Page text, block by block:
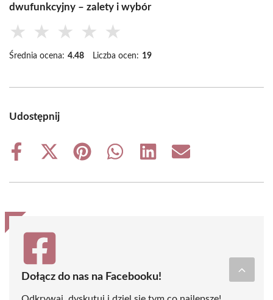
dwufunkcyjny – zalety i wybór
★ ★ ★ ★ ★
Średnia ocena: 4.48 Liczba ocen: 19
Udostępnij
Share
Share
(Twitter)
Share
Share
Share
Share
Dołącz do nas na Facebooku!